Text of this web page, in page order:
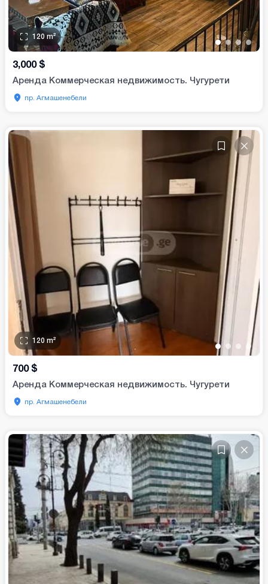
••••
120 m²
3,000 $
Аренда Коммерческая недвижимость. Чугурети
пр. Агмашенебели
• • • •
120 m²
700 $
Аренда Коммерческая недвижимость. Чугурети
пр. Агмашенебели